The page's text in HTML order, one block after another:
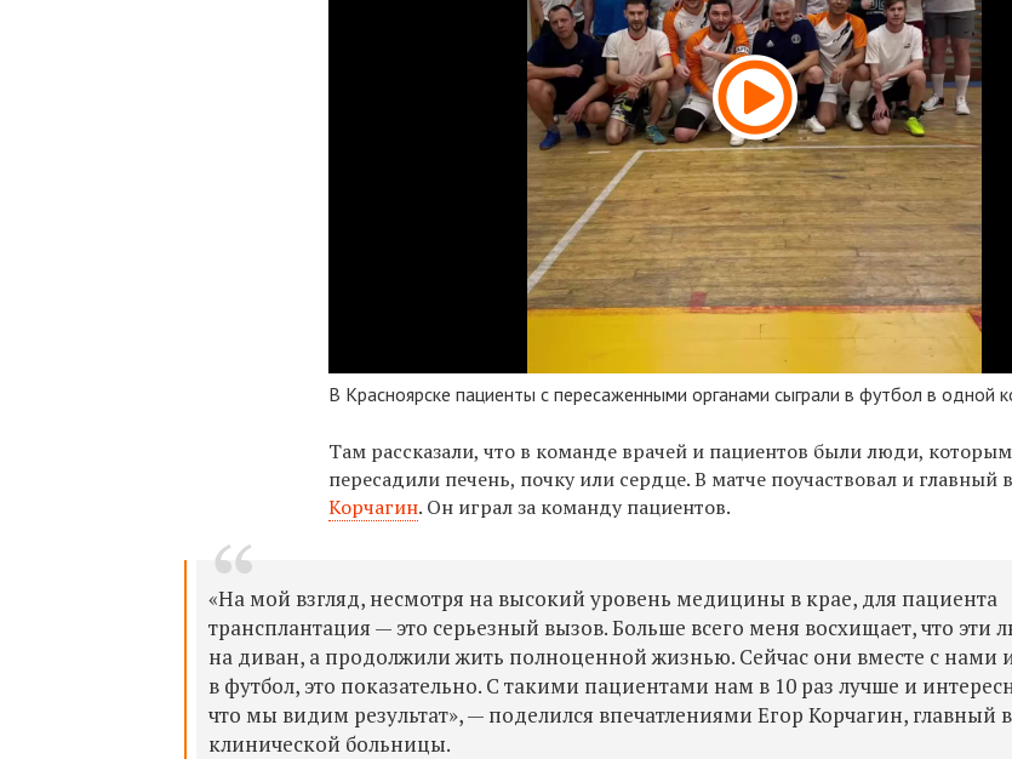
В Красноярске пациенты с пересаженными органами сыграли в футбол в одной
Там рассказали, что в команде врачей и пациентов были люди,
пересадили печень, почку или сердце. В матче поучаствовал и главный
Корчагин. Он играл за команду пациентов.
«На мой взгляд, несмотря на высокий уровень медицины в крае, для пациента
трансплантация — это серьезный вызов. Больше всего меня восхищает, что эти
на диван, а продолжили жить полноценной жизнью. Сейчас они вместе с нами
в футбол, это показательно. С такими пациентами нам в 10 раз лучше и
что мы видим результат», — поделился впечатлениями Егор Корчагин, главный
клинической больницы.